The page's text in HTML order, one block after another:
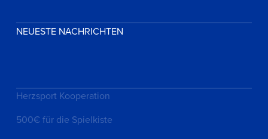
NEUESTE NACHRICHTEN
Herzsport Kooperation
500€ für die Spielkiste